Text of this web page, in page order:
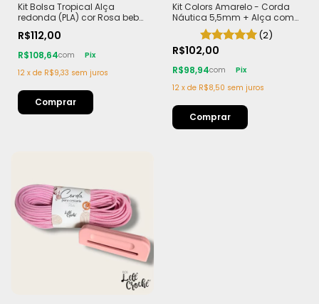
Kit Bolsa Tropical Alça
redonda (PLA) cor Rosa bebê
R$112,00
R$108,64com
Pix
12 x de R$9,33 sem juros
Kit Colors Amarelo - Corda
Náutica 5,5mm + Alça com
Imã (PLA)
(2)
R$102,00
R$98,94com
Pix
12 x de R$8,50 sem juros